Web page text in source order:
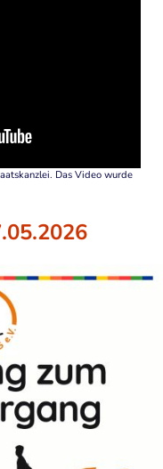
Das Video wurde